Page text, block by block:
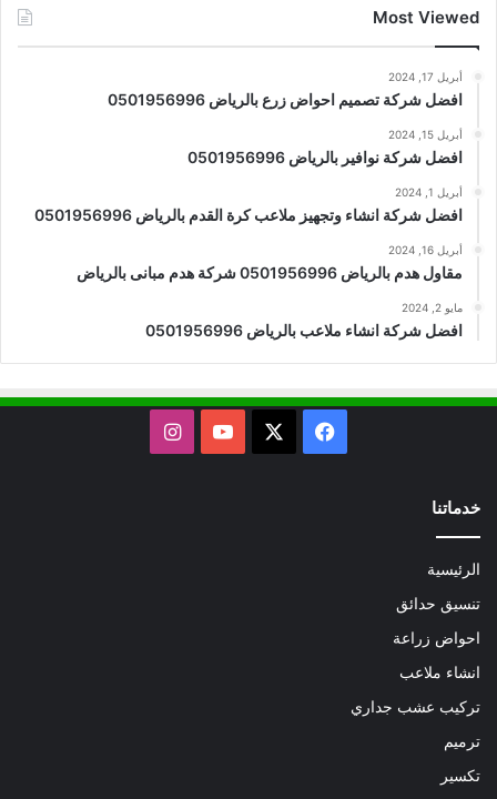
Most Viewed
أبريل 17, 2024
افضل شركة تصميم احواض زرع بالرياض 0501956996
أبريل 15, 2024
افضل شركة نوافير بالرياض 0501956996
أبريل 1, 2024
افضل شركة انشاء وتجهيز ملاعب كرة القدم بالرياض 0501956996
أبريل 16, 2024
مقاول هدم بالرياض 0501956996 شركة هدم مبانى بالرياض
مايو 2, 2024
افضل شركة انشاء ملاعب بالرياض 0501956996
فيسبوك يوتيوبانستقرام
خدماتنا
الرئيسية
تنسيق حدائق
احواض زراعة
انشاء ملاعب
تركيب عشب جداري
ترميم
تكسير